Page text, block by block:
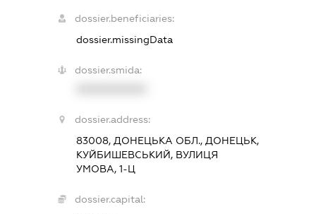
dossier.beneficiaries:
dossier.missingData
dossier.smida:
dossier.address:
83008, ДОНЕЦЬКА ОБЛ., ДОНЕЦЬК,
КУЙБИШЕВСЬКИЙ, ВУЛИЦЯ
УМОВА, 1-Ц
dossier.capital: